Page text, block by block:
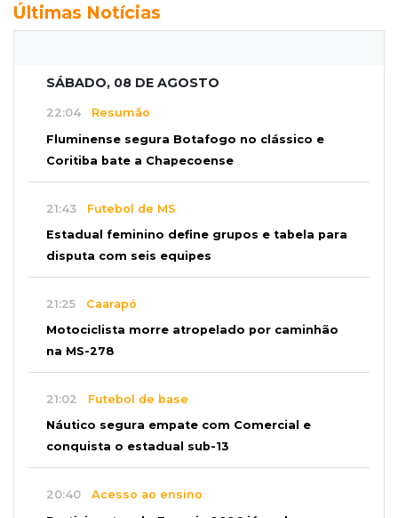
Últimas Notícias
SÁBADO, 08 DE AGOSTO
22:04 Resumão
Fluminense segura Botafogo no clássico e
Coritiba bate a Chapecoense
21:43 Futebol de MS
Estadual feminino define grupos e tabela para
disputa com seis equipes
21:25 Caarapó
Motociclista morre atropelado por caminhão
na MS-278
21:02 Futebol de base
Náutico segura empate com Comercial e
conquista o estadual sub-13
20:40 Acesso ao ensino